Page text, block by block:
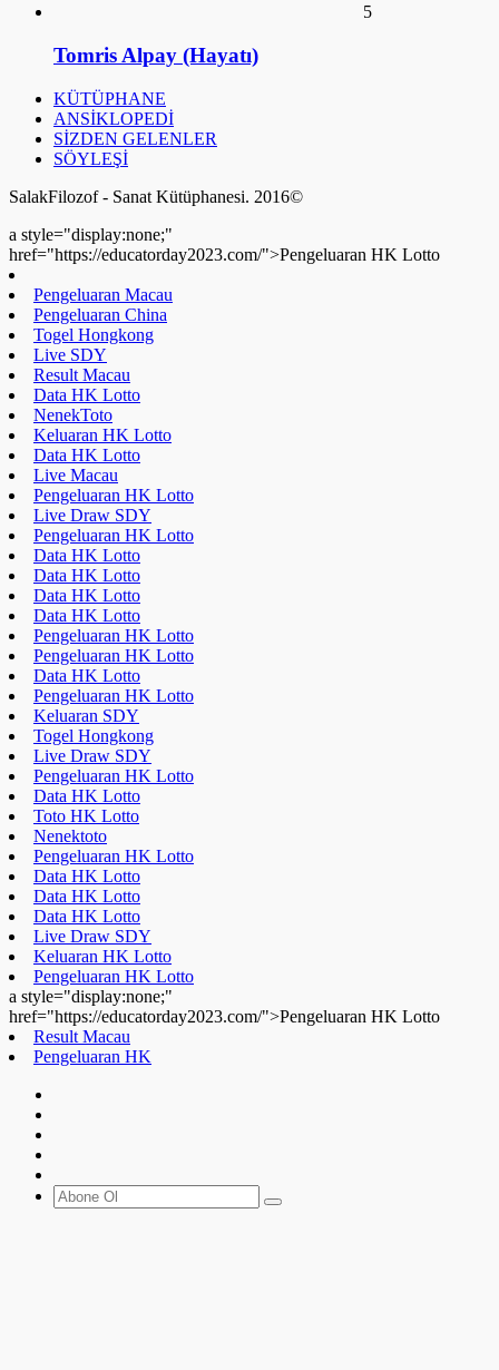
5
Tomris Alpay (Hayatı)
KÜTÜPHANE
ANSİKLOPEDİ
SİZDEN GELENLER
SÖYLEŞİ
SalakFilozof - Sanat Kütüphanesi. 2016©
a style="display:none;"
href="https://educatorday2023.com/">Pengeluaran HK Lotto
Pengeluaran Macau
Pengeluaran China
Togel Hongkong
Live SDY
Result Macau
Data HK Lotto
NenekToto
Keluaran HK Lotto
Data HK Lotto
Live Macau
Pengeluaran HK Lotto
Live Draw SDY
Pengeluaran HK Lotto
Data HK Lotto
Data HK Lotto
Data HK Lotto
Data HK Lotto
Pengeluaran HK Lotto
Pengeluaran HK Lotto
Data HK Lotto
Pengeluaran HK Lotto
Keluaran SDY
Togel Hongkong
Live Draw SDY
Pengeluaran HK Lotto
Data HK Lotto
Toto HK Lotto
Nenektoto
Pengeluaran HK Lotto
Data HK Lotto
Data HK Lotto
Data HK Lotto
Live Draw SDY
Keluaran HK Lotto
Pengeluaran HK Lotto
a style="display:none;"
href="https://educatorday2023.com/">Pengeluaran HK Lotto
Result Macau
Pengeluaran HK